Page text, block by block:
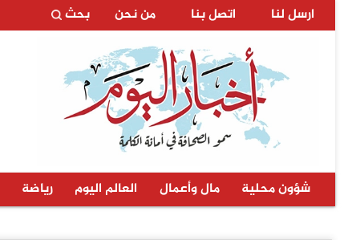
ارسل لنا اتصل بنا من نحن بحث
شؤون محلية مال وأعمال العالم اليوم رياضة